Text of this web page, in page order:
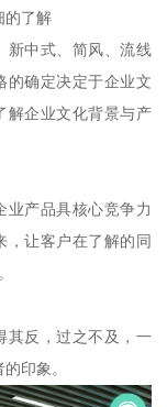
的了解
新中式、简风、流线
的确定决定于企业文
解企业文化背景与产
业产品具核心竞争力
，让客户在了解的同
其反，过之不及，一
印象。